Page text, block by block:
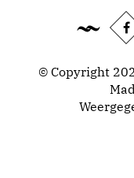
© Copyright